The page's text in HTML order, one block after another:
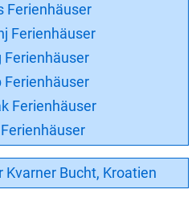
Ferienhäuser
Ferienhäuser
Ferienhäuser
Ferienhäuser
Ferienhäuser
Kvarner Bucht, Kroatien